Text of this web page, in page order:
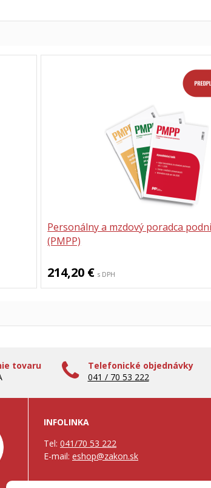
Personálny a mzdový poradca
(PMPP)
214,20 € s DPH
tovaru
Telefonické objednávky
041 / 70 53 222
INFOLINKA
Tel: 041/70 53 222
E-mail: eshop@zakon.sk